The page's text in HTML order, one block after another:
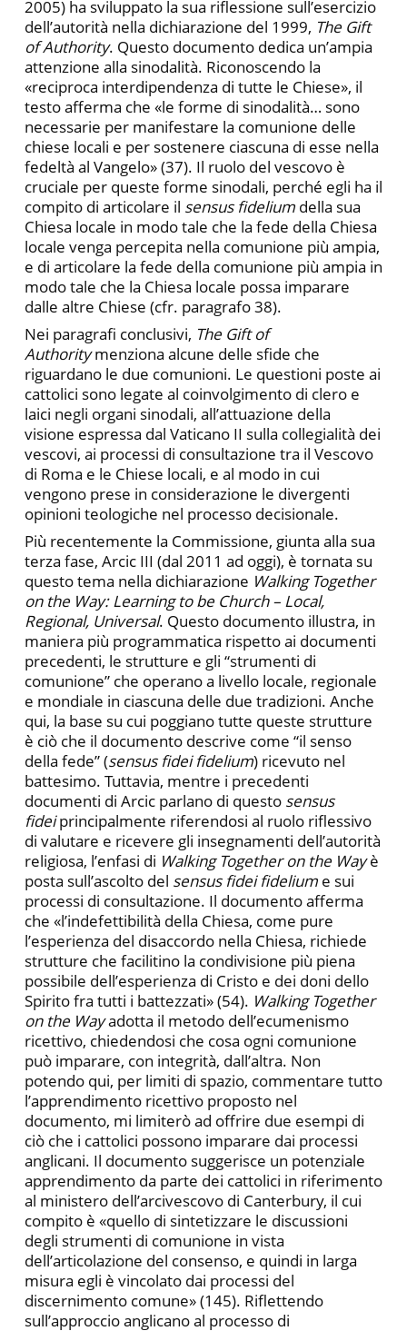
2005) ha sviluppato la sua riflessione sull’esercizio
dell’autorità nella dichiarazione del 1999, The Gift
of Authority. Questo documento dedica un’ampia
attenzione alla sinodalità. Riconoscendo la
«reciproca interdipendenza di tutte le Chiese», il
testo afferma che «le forme di sinodalità… sono
necessarie per manifestare la comunione delle
chiese locali e per sostenere ciascuna di esse nella
fedeltà al Vangelo» (37). Il ruolo del vescovo è
cruciale per queste forme sinodali, perché egli ha il
compito di articolare il sensus fidelium della sua
Chiesa locale in modo tale che la fede della Chiesa
locale venga percepita nella comunione più ampia,
e di articolare la fede della comunione più ampia in
modo tale che la Chiesa locale possa imparare
dalle altre Chiese (cfr. paragrafo 38).
Nei paragrafi conclusivi, The Gift of
Authoritymenziona alcune delle sfide che
riguardano le due comunioni. Le questioni poste ai
cattolici sono legate al coinvolgimento di clero e
laici negli organi sinodali, all’attuazione della
visione espressa dal Vaticano II sulla collegialità dei
vescovi, ai processi di consultazione tra il Vescovo
di Roma e le Chiese locali, e al modo in cui
vengono prese in considerazione le divergenti
opinioni teologiche nel processo decisionale.
Più recentemente la Commissione, giunta alla sua
terza fase, Arcic III (dal 2011 ad oggi), è tornata su
questo tema nella dichiarazione Walking Together
on the Way: Learning to be Church – Local,
Regional, Universal. Questo documento illustra, in
maniera più programmatica rispetto ai documenti
precedenti, le strutture e gli “strumenti di
comunione” che operano a livello locale, regionale
e mondiale in ciascuna delle due tradizioni. Anche
qui, la base su cui poggiano tutte queste strutture
è ciò che il documento descrive come “il senso
della fede” (sensus fidei fidelium) ricevuto nel
battesimo. Tuttavia, mentre i precedenti
documenti di Arcic parlano di questo sensus
fideiprincipalmente riferendosi al ruolo riflessivo
di valutare e ricevere gli insegnamenti dell’autorità
religiosa, l’enfasi di Walking Together on the Wayè
posta sull’ascolto del sensus fidei fidelium e sui
processi di consultazione. Il documento afferma
che «l’indefettibilità della Chiesa, come pure
l’esperienza del disaccordo nella Chiesa, richiede
strutture che facilitino la condivisione più piena
possibile dell’esperienza di Cristo e dei doni dello
Spirito fra tutti i battezzati» (54). Walking Together
on the Wayadotta il metodo dell’ecumenismo
ricettivo, chiedendosi che cosa ogni comunione
può imparare, con integrità, dall’altra. Non
potendo qui, per limiti di spazio, commentare tutto
l’apprendimento ricettivo proposto nel
documento, mi limiterò ad offrire due esempi di
ciò che i cattolici possono imparare dai processi
anglicani. Il documento suggerisce un potenziale
apprendimento da parte dei cattolici in riferimento
al ministero dell’arcivescovo di Canterbury, il cui
compito è «quello di sintetizzare le discussioni
degli strumenti di comunione in vista
dell’articolazione del consenso, e quindi in larga
misura egli è vincolato dai processi del
discernimento comune» (145). Riflettendo
sull’approccio anglicano al processo di